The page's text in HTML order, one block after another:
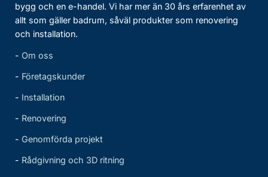
bygg och en e-handel. Vi har mer än 30 års erfarenhet av
allt som gäller badrum, såväl produkter som renovering
och installation.
- Om oss
- Företagskunder
- Installation
- Renovering
- Genomförda projekt
- Rådgivning och 3D ritning